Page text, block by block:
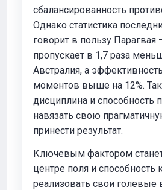
сбалансированность
Однако статистика
говорит в пользу Парагвая
пропускает в 1,7 раза
Австралия, а
моментов выше на 12%.
дисциплина и способность
навязать свою
принести результат.
Ключевым фактором
центре поля и способность
реализовать свои голевые